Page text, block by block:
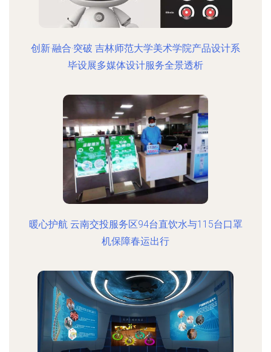
创新·融合·突破 吉林师范大学美术学院产品设计系
毕设展多媒体设计服务全景透析
暖心护航 云南交投服务区94台直饮水与115台口罩
机保障春运出行